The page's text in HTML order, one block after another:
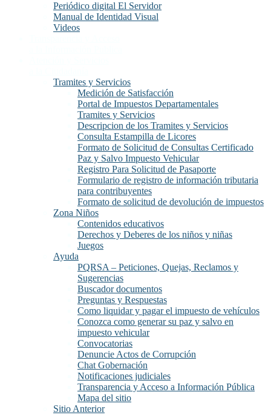
Periódico digital El Servidor
Manual de Identidad Visual
Videos
Tramites y Servicios
Medición de Satisfacción
Portal de Impuestos Departamentales
Tramites y Servicios
Descripcion de los Tramites y Servicios
Consulta Estampilla de Licores
Formato de Solicitud de Consultas Certificado
Paz y Salvo Impuesto Vehicular
Registro Para Solicitud de Pasaporte
Formulario de registro de información tributaria
para contribuyentes
Formato de solicitud de devolución de impuestos
Zona Niños
Contenidos educativos
Derechos y Deberes de los niños y niñas
Juegos
Ayuda
PQRSA – Peticiones, Quejas, Reclamos y
Sugerencias
Buscador documentos
Preguntas y Respuestas
Como liquidar y pagar el impuesto de vehículos
Conozca como generar su paz y salvo en
impuesto vehicular
Convocatorias
Denuncie Actos de Corrupción
Chat Gobernación
Notificaciones judiciales
Transparencia y Acceso a Información Pública
Mapa del sitio
Sitio Anterior